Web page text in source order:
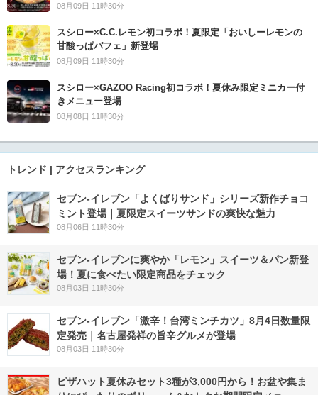
08月09日 11時30分
スシロー×C.C.レモン初コラボ！夏限定「おいしーレモンの
甘酸っぱパフェ」新登場
08月09日 11時30分
スシロー×GAZOO Racing初コラボ！夏休み限定ミニカー付
きメニュー登場
08月08日 11時30分
トレンド | アクセスランキング
セブン‐イレブン「よくばりサンド」シリーズ新作チョコ
ミント登場｜夏限定スイーツサンドの爽快な魅力
08月06日 11時30分
セブン‐イレブンに爽やか「レモン」スイーツ＆パン新登
場！夏に食べたい限定商品をチェック
08月03日 11時30分
セブン-イレブン「激辛！台湾ミンチカツ」8月4日数量限
定発売｜名古屋発祥の旨辛グルメが登場
08月03日 11時30分
ピザハット夏休みセット3種が3,000円から！お盆や集ま